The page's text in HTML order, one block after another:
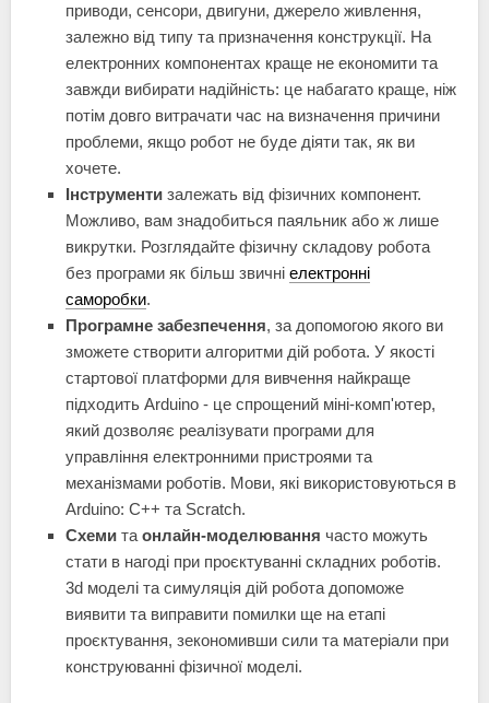
приводи, сенсори, двигуни, джерело живлення,
залежно від типу та призначення конструкції. На
електронних компонентах краще не економити та
завжди вибирати надійність: це набагато краще, ніж
потім довго витрачати час на визначення причини
проблеми, якщо робот не буде діяти так, як ви
хочете.
Інструменти залежать від фізичних компонент.
Можливо, вам знадобиться паяльник або ж лише
викрутки. Розглядайте фізичну складову робота
без програми як більш звичні електронні
саморобки.
Програмне забезпечення, за допомогою якого ви
зможете створити алгоритми дій робота. У якості
стартової платформи для вивчення найкраще
підходить Arduino - це спрощений міні-комп'ютер,
який дозволяє реалізувати програми для
управління електронними пристроями та
механізмами роботів. Мови, які використовуються в
Arduino: C++ та Scratch.
Схеми та онлайн-моделювання часто можуть
стати в нагоді при проєктуванні складних роботів.
3d моделі та симуляція дій робота допоможе
виявити та виправити помилки ще на етапі
проєктування, зекономивши сили та матеріали при
конструюванні фізичної моделі.